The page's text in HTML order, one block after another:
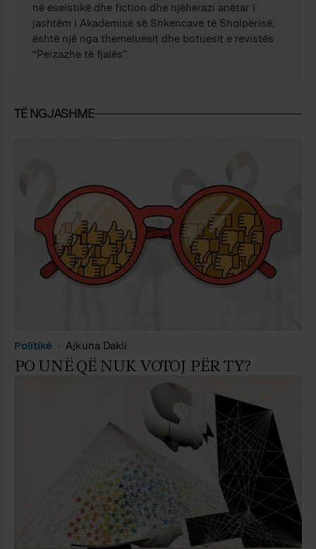
në eseistikë dhe fiction dhe njëherazi anëtar i
jashtëm i Akademisë së Shkencave të Shqipërisë,
është një nga themeluesit dhe botuesit e revistës
“Peizazhe të fjalës”.
TË NGJASHME
Politikë Ajkuna Dakli
PO UNË QË NUK VOTOJ PËR TY?